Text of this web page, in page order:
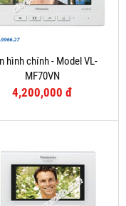
hình chính - Model VL-
MF70VN
4,200,000 đ